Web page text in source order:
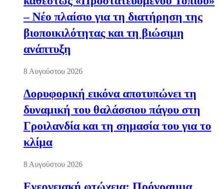
– Νέο πλαίσιο για τη διατήρηση της
βιοποικιλότητας και τη βιώσιμη
ανάπτυξη
8 Αυγούστου 2026
Δορυφορική εικόνα αποτυπώνει τη
δυναμική του θαλάσσιου πάγου στη
Γροιλανδία και τη σημασία του για το
κλίμα
8 Αυγούστου 2026
Ενεργειακή φτώχεια: Πρόγραμμα